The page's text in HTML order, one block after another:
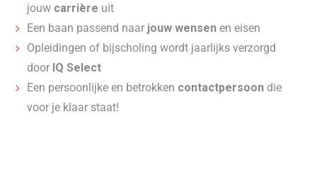
jouw carrière uit
Een baan passend naar jouw wensenen eisen
Opleidingen of bijscholing wordt jaarlijks verzorgd
door IQ Select
Een persoonlijke en betrokken contactpersoon die
voor je klaar staat!